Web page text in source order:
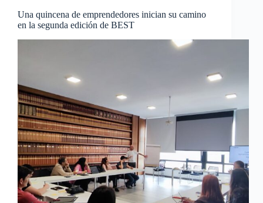
Una quincena de emprendedores inician su camino
en la segunda edición de BEST